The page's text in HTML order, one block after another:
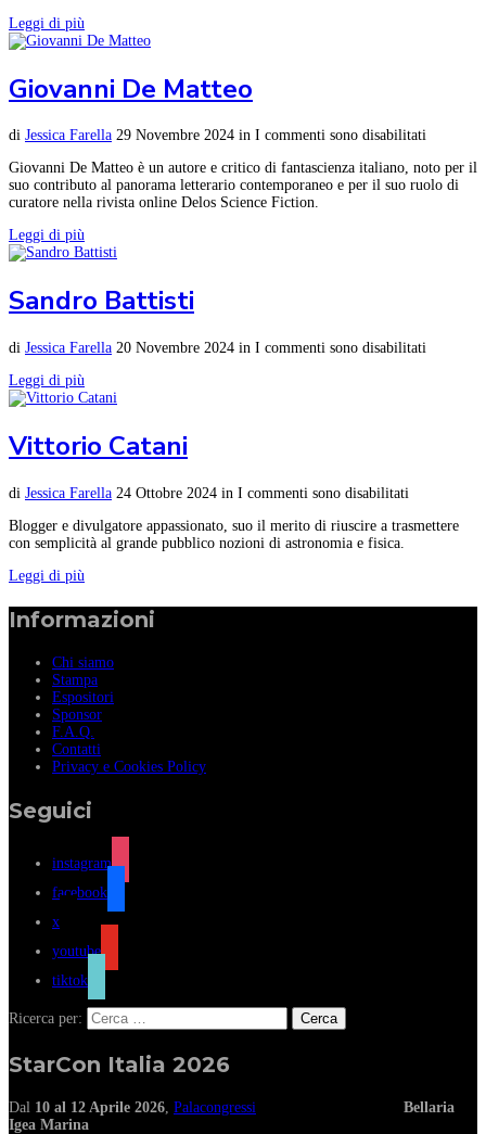
Leggi di più
Giovanni De Matteo
di Jessica Farella 29 Novembre 2024 in I commenti sono disabilitati
Giovanni De Matteo è un autore e critico di fantascienza italiano, noto per il
suo contributo al panorama letterario contemporaneo e per il suo ruolo di
curatore nella rivista online Delos Science Fiction.
Leggi di più
Sandro Battisti
di Jessica Farella 20 Novembre 2024 in I commenti sono disabilitati
Leggi di più
Vittorio Catani
di Jessica Farella 24 Ottobre 2024 in I commenti sono disabilitati
Blogger e divulgatore appassionato, suo il merito di riuscire a trasmettere
con semplicità al grande pubblico nozioni di astronomia e fisica.
Leggi di più
Informazioni
Chi siamo
Stampa
Espositori
Sponsor
F.A.Q.
Contatti
Privacy e Cookies Policy
Seguici
instagram
facebook
x
youtube
tiktok
Ricerca per:
StarCon Italia 2026
Dal 10 al 12 Aprile 2026, Palacongressi
Bellaria
Igea Marina